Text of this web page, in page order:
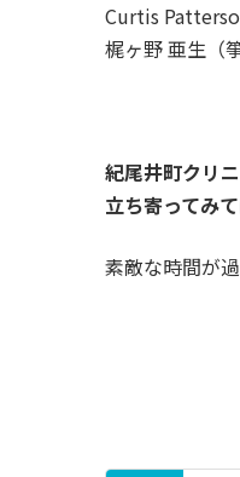
Curtis
梶ヶ野 亜生（
紀尾井町クリ
立ち寄ってみ
素敵な時間が